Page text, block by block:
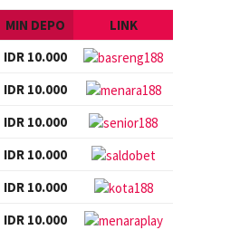
MIN DEPO
LINK
IDR 10.000
IDR 10.000
IDR 10.000
IDR 10.000
IDR 10.000
IDR 10.000